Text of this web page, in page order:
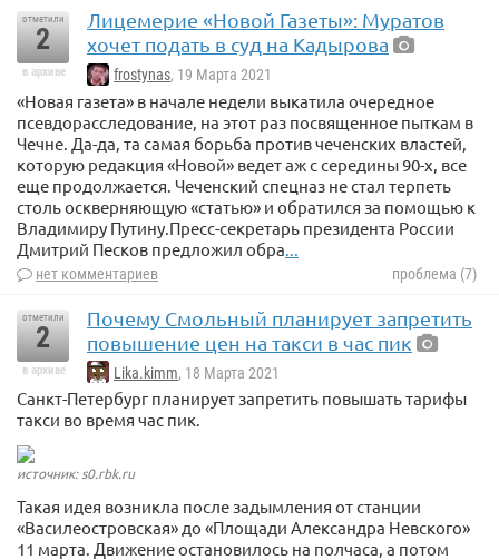
отметили
2
в архиве
Лицемерие «Новой Газеты»: Муратов
хочет подать в суд на Кадырова
frostynas, 19 Марта 2021
«Новая газета» в начале недели выкатила очередное
псевдорасследование, на этот раз посвященное пыткам в
Чечне. Да-да, та самая борьба против чеченских властей,
которую редакция «Новой» ведет аж с середины 90-х, все
еще продолжается. Чеченский спецназ не стал терпеть
столь оскверняющую «статью» и обратился за помощью к
Владимиру Путину.Пресс-секретарь президента России
Дмитрий Песков предложил обра
нет комментариев проблема (7)
отметили
2
в архиве
Почему Смольный планирует запретить
повышение цен на такси в час пик
Lika.kimm, 18 Марта 2021
Санкт-Петербург планирует запретить повышать тарифы
такси во время час пик.
источник: s0.rbk.ru
Такая идея возникла после задымления от станции
«Василеостровская» до «Площади Александра Невского»
11 марта. Движение остановилось на полчаса, а потом